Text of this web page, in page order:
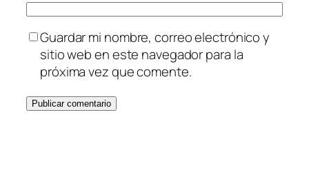
Guardar mi nombre, correo electrónico y
sitio web en este navegador para la
próxima vez que comente.